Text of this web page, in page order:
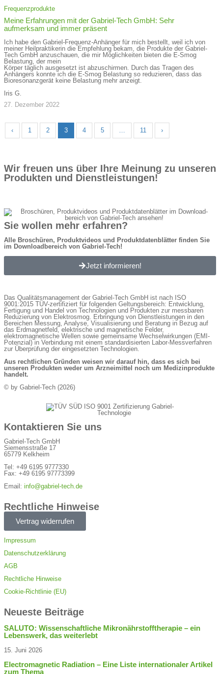
Frequenzprodukte
Meine Erfahrungen mit der Gabriel-Tech GmbH: Sehr
aufmerksam und immer präsent
Ich habe den Gabriel-Frequenz-Anhänger für mich bestellt, weil ich von
meiner Heilpraktikerin die Empfehlung bekam, die Produkte der Gabriel-
Tech GmbH anzuschauen, die mir Möglichkeiten bieten die E-Smog
Belastung, der mein
Körper täglich ausgesetzt ist abzuschirmen. Durch das Tragen des
Anhängers konnte ich die E-Smog Belastung so reduzieren, dass das
Bioresonanzgerät keine Belastung mehr anzeigt.
Iris G.
27. Dezember 2022
‹ 1 2 3 4 5 … 11 ›
Wir freuen uns über Ihre Meinung zu unseren
Produkten und Dienstleistungen!
Sie wollen mehr erfahren?
Alle Broschüren, Produktvideos und Produktdatenblätter finden Sie
im Download­bereich von Gabriel-Tech!
Jetzt informieren!
Das Qualitätsmanagement der Gabriel-Tech GmbH ist nach ISO
9001:2015 TÜV-zertifiziert für folgenden Geltungsbereich: Entwicklung,
Fertigung und Handel von Technologien und Produkten zur messbaren
Reduzierung von Elektrosmog. Erbringung von Dienstleistungen in den
Bereichen Messung, Analyse, Visualisierung und Beratung in Bezug auf
das Erdmagnetfeld, elektrische und magnetische Felder,
elektromagnetische Wellen sowie gemeinsame Wechselwirkungen (EMI-
Potenzial) in Verbindung mit einem standardisierten Labor-Messverfahren
zur Überprüfung der eingesetzten Technologien.
Aus rechtlichen Gründen weisen wir darauf hin, dass es sich bei
unseren Produkten weder um Arzneimittel noch um Medizinprodukte
handelt.
© by Gabriel-Tech (2026)
Kontaktieren Sie uns
Gabriel-Tech GmbH
Siemensstraße 17
65779 Kelkheim
Tel: +49 6195 9777330
Fax: +49 6195 97773399
Email: info@gabriel-tech.de
Rechtliche Hinweise
Vertrag widerrufen
Impressum
Datenschutzerklärung
AGB
Rechtliche Hinweise
Cookie-Richtlinie (EU)
Neueste Beiträge
SALUTO: Wissenschaftliche Mikronährstofftherapie – ein
Lebenswerk, das weiterlebt
15. Juni 2026
Electromagnetic Radiation – Eine Liste internationaler Artikel
zum Thema